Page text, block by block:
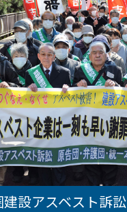
建設アスベスト訴訟